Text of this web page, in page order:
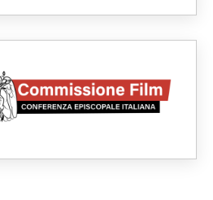
07.08.2026
SIGNIS 2026, dare voce alle
religiose cattoliche nello
spazio pubblico